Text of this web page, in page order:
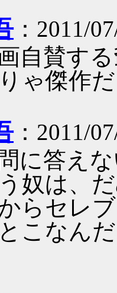
：2011/
自賛す
ゃ傑作
：2011/
に答え
奴は、
らセレ
こなん